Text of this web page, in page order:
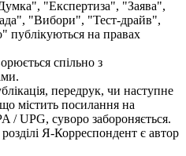
"Експертиза", "Заява",
"Вибори", "Тест-драйв",
на правах
спільно з
передрук, чи наступне
містить посилання на
/ UPG, суворо забороняється.
Я-Корреспондент є автор